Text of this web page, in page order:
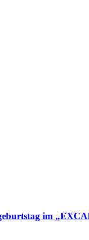
im